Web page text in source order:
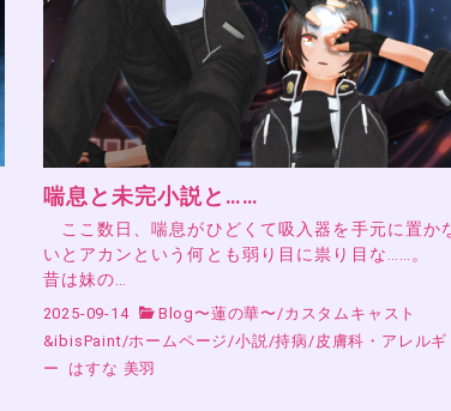
喘息と未完小説と……
ここ数日、喘息がひどくて吸入器を手元に置か
いとアカンという何とも弱り目に祟り目な……。
昔は妹の…
2025-09-14 Blog〜蓮の華〜 /カスタムキャスト
&ibisPaint/ホームページ /小説 /持病 / 皮膚科・アレルギ
ー
はすな 美羽